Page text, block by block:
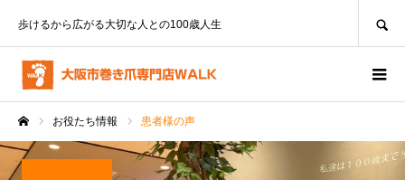
歩けるから広がる大切な人との100歳人生
お役たち情報 患者様の声